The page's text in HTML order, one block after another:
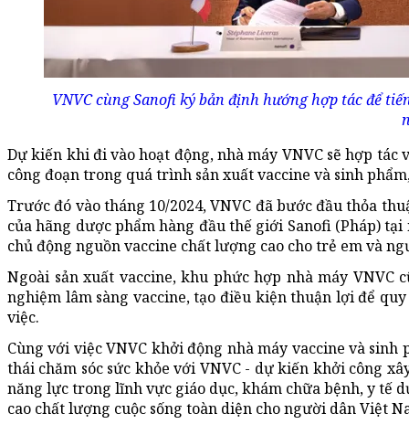
VNVC cùng Sanofi ký bản định hướng hợp tác để
Dự kiến khi đi vào hoạt động, nhà máy VNVC sẽ hợp
công đoạn trong quá trình sản xuất vaccine và sinh
Trước đó vào tháng 10/2024, VNVC đã bước đầu thỏa
của hãng dược phẩm hàng đầu thế giới Sanofi (Pháp)
chủ động nguồn vaccine chất lượng cao cho trẻ em và
Ngoài sản xuất vaccine, khu phức hợp nhà máy
nghiệm lâm sàng vaccine, tạo điều kiện thuận lợi để
việc.
Cùng với việc VNVC khởi động nhà máy vaccine và
thái chăm sóc sức khỏe với VNVC - dự kiến khởi công
năng lực trong lĩnh vực giáo dục, khám chữa bệnh, y tế
cao chất lượng cuộc sống toàn diện cho người dân Việt